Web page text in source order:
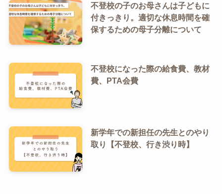
不登校の子のお母さんは子どもに
付きっきり。適切な休息時間を確
保するための母子分離について
不登校になった際の給食費、教材
費、PTA会費
新学年での新担任の先生とのやり
取り【不登校、行き渋り時】